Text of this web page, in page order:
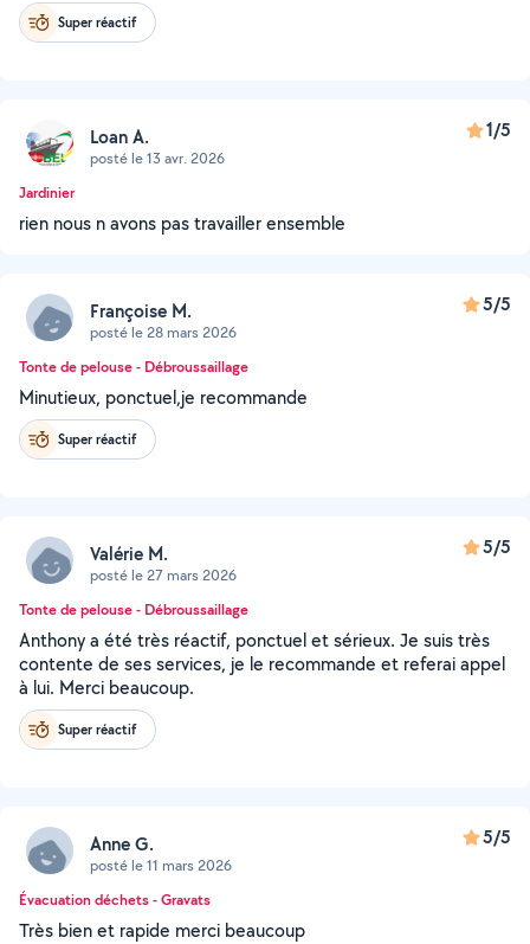
Super réactif
Loan A.
posté le 13 avr. 2026
1/5
Jardinier
rien nous n avons pas travailler ensemble
Françoise M.
posté le 28 mars 2026
5/5
Tonte de pelouse - Débroussaillage
Minutieux, ponctuel,je recommande
Super réactif
Valérie M.
posté le 27 mars 2026
5/5
Tonte de pelouse - Débroussaillage
Anthony a été très réactif, ponctuel et sérieux. Je suis très
contente de ses services, je le recommande et referai appel
à lui. Merci beaucoup.
Super réactif
Anne G.
posté le 11 mars 2026
5/5
Évacuation déchets - Gravats
Très bien et rapide merci beaucoup